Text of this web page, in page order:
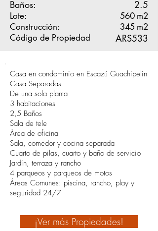
Baños:
Lote:
Construcción:
Código de Propiedad
2.5
560 m2
345 m2
ARS533
Casa en condominio en Escazú Guachipelin
Casa Separadas
De una sola planta
3 habitaciones
2,5 Baños
Sala de tele
Área de oficina
Sala, comedor y cocina separada
Cuarto de pilas, cuarto y baño de servicio
Jardín, terraza y rancho
4 parqueos y parqueos de motos
Áreas Comunes: piscina, rancho, play y
seguridad 24/7
¡Ver más Propiedades!